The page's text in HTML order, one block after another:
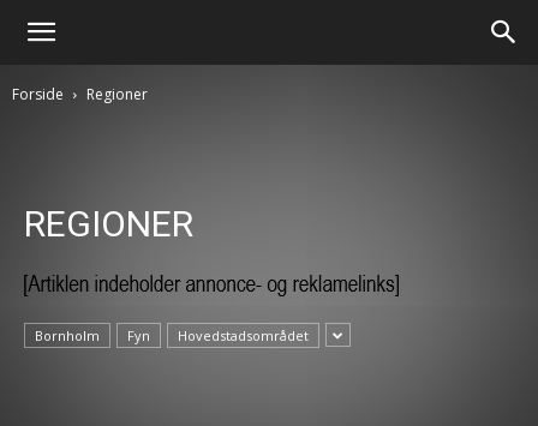
Forside Regioner
REGIONER
Bornholm Fyn Hovedstadsområdet